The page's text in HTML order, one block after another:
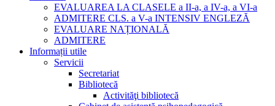
EVALUAREA LA CLASELE a II-a, a IV-a, a VI-a
ADMITERE CLS. a V-a INTENSIV ENGLEZĂ
EVALUARE NAȚIONALĂ
ADMITERE
Informații utile
Servicii
Secretariat
Bibliotecă
Activităţi bibliotecă